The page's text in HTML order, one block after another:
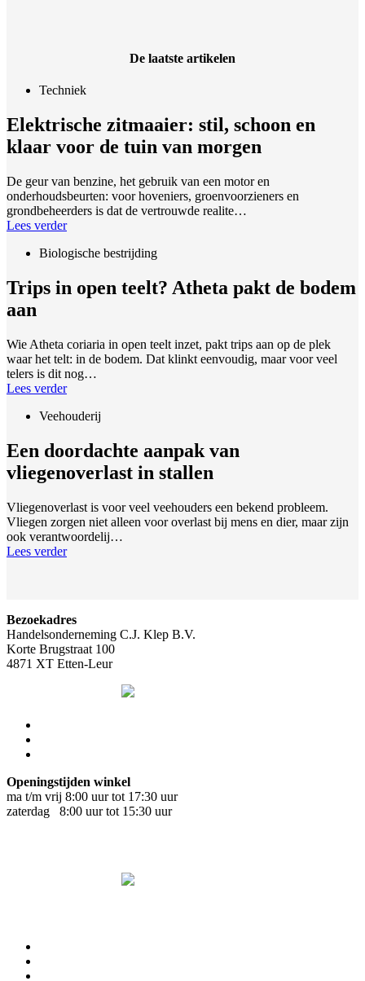
De laatste artikelen
Techniek
Elektrische zitmaaier: stil, schoon en
klaar voor de tuin van morgen
De geur van benzine, het gebruik van een motor en
onderhoudsbeurten: voor hoveniers, groenvoorzieners en
grondbeheerders is dat de vertrouwde realite…
Lees verder
Biologische bestrijding
Trips in open teelt? Atheta pakt de bodem
aan
Wie Atheta coriaria in open teelt inzet, pakt trips aan op de plek
waar het telt: in de bodem. Dat klinkt eenvoudig, maar voor veel
telers is dit nog…
Lees verder
Veehouderij
Een doordachte aanpak van
vliegenoverlast in stallen
Vliegenoverlast is voor veel veehouders een bekend probleem.
Vliegen zorgen niet alleen voor overlast bij mens en dier, maar zijn
ook verantwoordelij…
Lees verder
Bezoekadres
Handelsonderneming C.J. Klep B.V.
Korte Brugstraat 100
4871 XT Etten-Leur
Openingstijden winkel
ma t/m vrij 8:00 uur tot 17:30 uur
zaterdag 8:00 uur tot 15:30 uur